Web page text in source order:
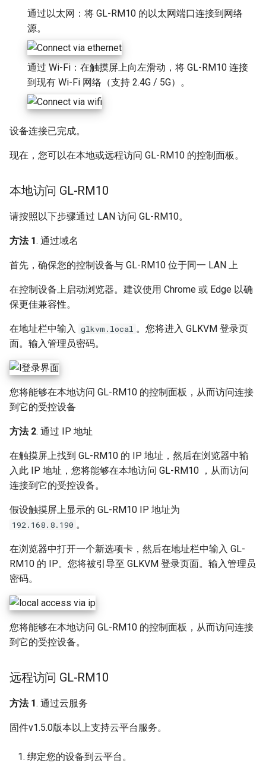
通过以太网：将 GL-RM10 的以太网端口连接到网络
源。
通过 Wi-Fi：在触摸屏上向左滑动，将 GL-RM10 连接
到现有 Wi-Fi 网络（支持 2.4G / 5G）。
设备连接已完成。
现在，您可以在本地或远程访问 GL-RM10 的控制面板。
本地访问 GL-RM10
请按照以下步骤通过 LAN 访问 GL-RM10。
方法 1. 通过域名
首先，确保您的控制设备与 GL-RM10 位于同一 LAN 上
在控制设备上启动浏览器。建议使用 Chrome 或 Edge 以确
保更佳兼容性。
在地址栏中输入 glkvm.local 。您将进入 GLKVM 登录页
面。输入管理员密码。
您将能够在本地访问 GL-RM10 的控制面板，从而访问连接
到它的受控设备
方法 2. 通过 IP 地址
在触摸屏上找到 GL-RM10 的 IP 地址，然后在浏览器中输
入此 IP 地址，您将能够在本地访问 GL-RM10 ，从而访问
连接到它的受控设备。
假设触摸屏上显示的 GL-RM10 IP 地址为
192.168.8.190 。
在浏览器中打开一个新选项卡，然后在地址栏中输入 GL-
RM10 的 IP。您将被引导至 GLKVM 登录页面。输入管理员
密码。
您将能够在本地访问 GL-RM10 的控制面板，从而访问连接
到它的受控设备。
远程访问 GL-RM10
方法 1. 通过云服务
固件v1.5.0版本以上支持云平台服务。
绑定您的设备到云平台。